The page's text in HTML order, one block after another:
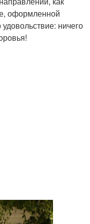
оформленной
ничего